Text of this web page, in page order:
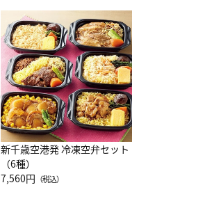
新千歳空港発 冷凍空弁セット
（6種）
7,560円 （税込）